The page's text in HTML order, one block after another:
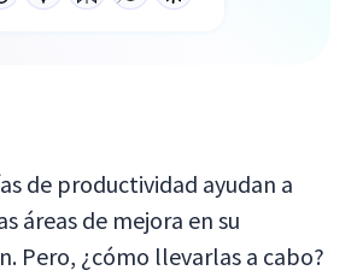
de productividad ayudan a
áreas de mejora en su
Pero, ¿cómo llevarlas a cabo?